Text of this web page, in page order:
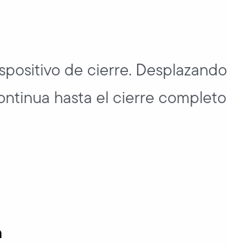
de cierre. Desplazando
hasta el cierre completo